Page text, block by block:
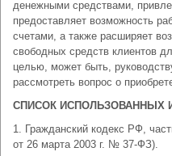
денежными средствами,
предоставляет возможность
счетами, а также расширяет
свободных средств клиентов
целью, может быть,
рассмотреть вопрос о
СПИСОК ИСПОЛЬЗОВАННЫХ
1. Гражданский кодекс РФ,
от 26 марта 2003 г. № 37-ФЗ).